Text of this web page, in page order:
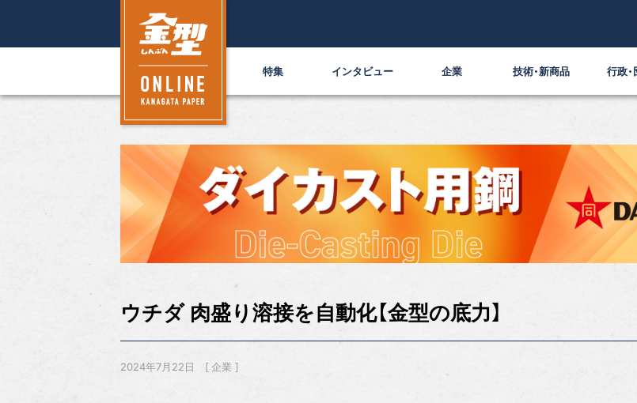
特集 インタビュー 企業 技術・新商品 行政
ウチダ 肉盛り溶接を自動化【金型の底力】
2024年7月22日 企業